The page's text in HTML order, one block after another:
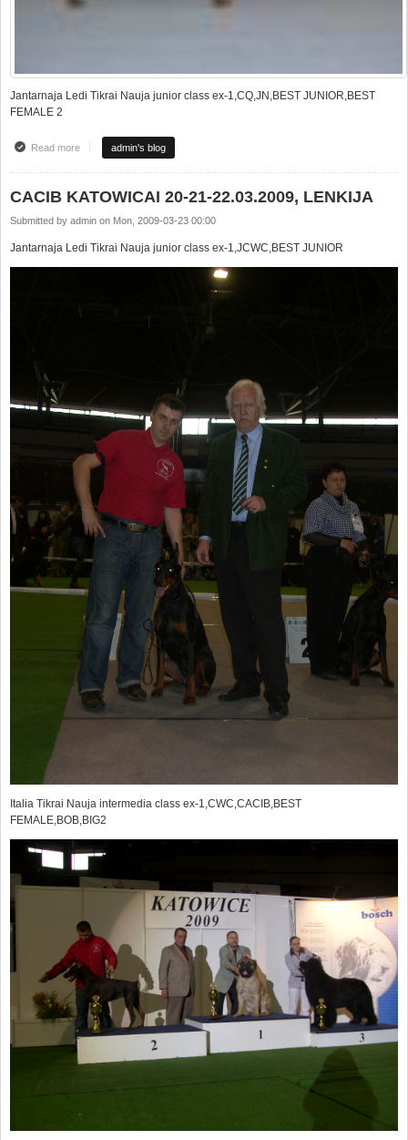
Jantarnaja Ledi Tikrai Nauja junior class ex-1,CQ,JN,BEST JUNIOR,BEST
FEMALE 2
Read moreabout Puikus pasirodymas RAKVERES (Estija) CAC parodoje!!!
admin's blog
CACIB KATOWICAI 20-21-22.03.2009, LENKIJA
Submitted by admin on Mon, 2009-03-23 00:00
Jantarnaja Ledi Tikrai Nauja junior class ex-1,JCWC,BEST JUNIOR
Italia Tikrai Nauja intermedia class ex-1,CWC,CACIB,BEST
FEMALE,BOB,BIG2